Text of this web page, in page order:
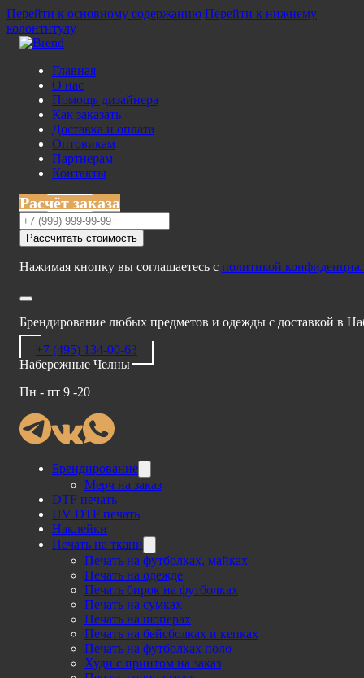
Перейти к основному содержанию Перейти к нижнему
колонтитулу
Главная
О нас
Помощь дизайнера
Как заказать
Доставка и оплата
Оптовикам
Партнерам
Контакты
Расчёт заказа
Рассчитать стоимость
Нажимая кнопку вы соглашаетесь с политикой
Брендирование любых предметов и одежды с доставкой в
+7 (495) 134-00-63
Набережные Челны
Пн - пт 9 -20
Брендирование
Мерч на заказ
DTF печать
UV DTF печать
Наклейки
Печать на ткани
Печать на футболках, майках
Печать на одежде
Печать бирок на футболках
Печать на сумках
Печать на шоперах
Печать на бейсболках и кепках
Печать на футболках поло
Худи с принтом на заказ